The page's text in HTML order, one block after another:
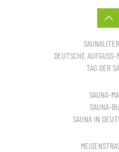
DEUTSCHE AUFGUSS-
TAG DER
SAUNA-
SAUNA-
SAUNA IN